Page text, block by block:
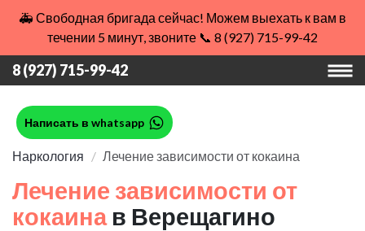
🚑 Свободная бригада сейчас! Можем выехать к вам в
течении 5 минут, звоните 📞 8 (927) 715-99-42
8 (927) 715-99-42
Написать в whatsapp
Наркология Лечение зависимости от кокаина
Лечение зависимости от
кокаина в Верещагино